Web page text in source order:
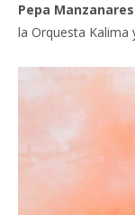
Pepa Manzanares
la Orquesta Kalima